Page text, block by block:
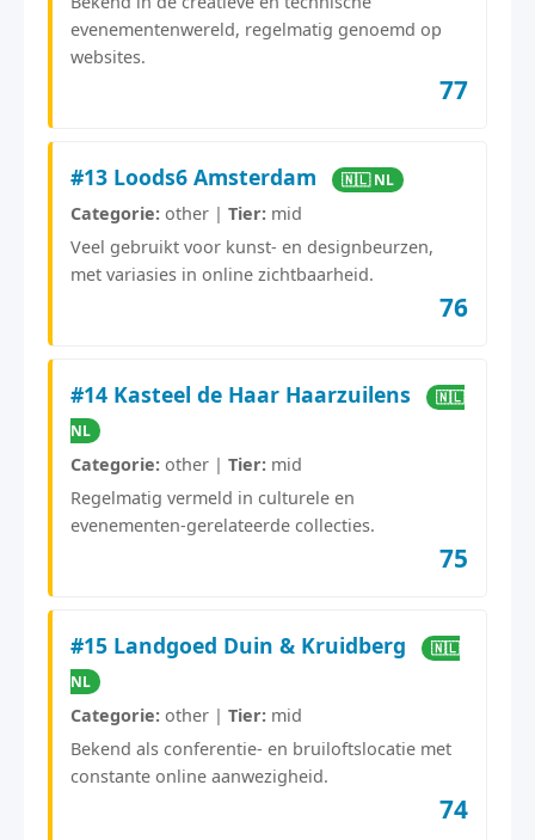
evenementenwereld, regelmatig genoemd op
websites.
77
#13 Loods6 Amsterdam 🇳🇱 NL
Categorie: other | Tier: mid
Veel gebruikt voor kunst- en designbeurzen,
met variasies in online zichtbaarheid.
76
#14 Kasteel de Haar Haarzuilens
🇳🇱
NL
Categorie: other | Tier: mid
Regelmatig vermeld in culturele en
evenementen-gerelateerde collecties.
75
#15 Landgoed Duin & Kruidberg
🇳🇱
NL
Categorie: other | Tier: mid
Bekend als conferentie- en bruiloftslocatie met
constante online aanwezigheid.
74